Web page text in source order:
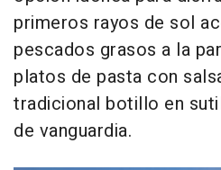
primeros rayos de sol
pescados grasos a la
platos de pasta con
tradicional botillo en
de vanguardia.